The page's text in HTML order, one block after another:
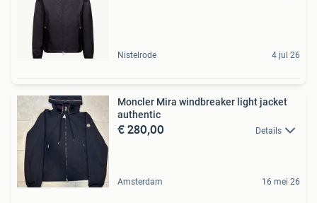
Nistelrode 4 jul 26
Moncler Mira windbreaker light jacket
authentic
€ 280,00 Details
Amsterdam 16 mei 26